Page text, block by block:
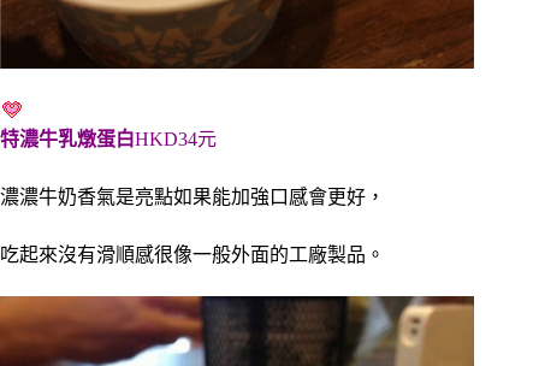
特濃牛乳燉蛋白HKD34元
濃濃牛奶香氣是亮點如果能加強口感會更好，
吃起來沒有滑順感很像一般外面的工廠製品。